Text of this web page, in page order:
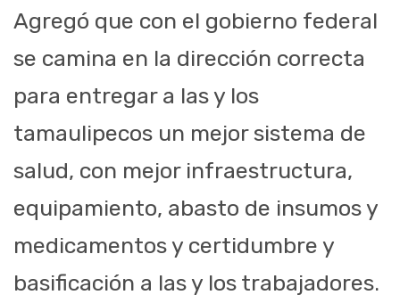
Agregó que con el gobierno federal
se camina en la dirección correcta
para entregar a las y los
tamaulipecos un mejor sistema de
salud, con mejor infraestructura,
equipamiento, abasto de insumos y
medicamentos y certidumbre y
basificación a las y los trabajadores.